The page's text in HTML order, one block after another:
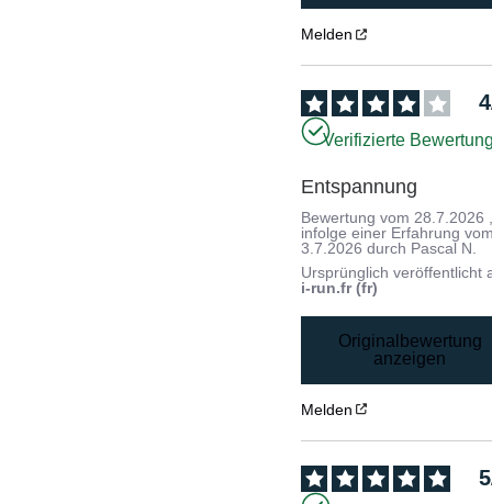
Melden
4
Verifizierte
Entspannung
Bewertung vom28.7.2026
infolge einer Erfahrung
3.7.2026 durch Pascal N.
Ursprünglich veröffentlicht
i-run.fr (fr)
Originalbewertung
anzeigen
Melden
5